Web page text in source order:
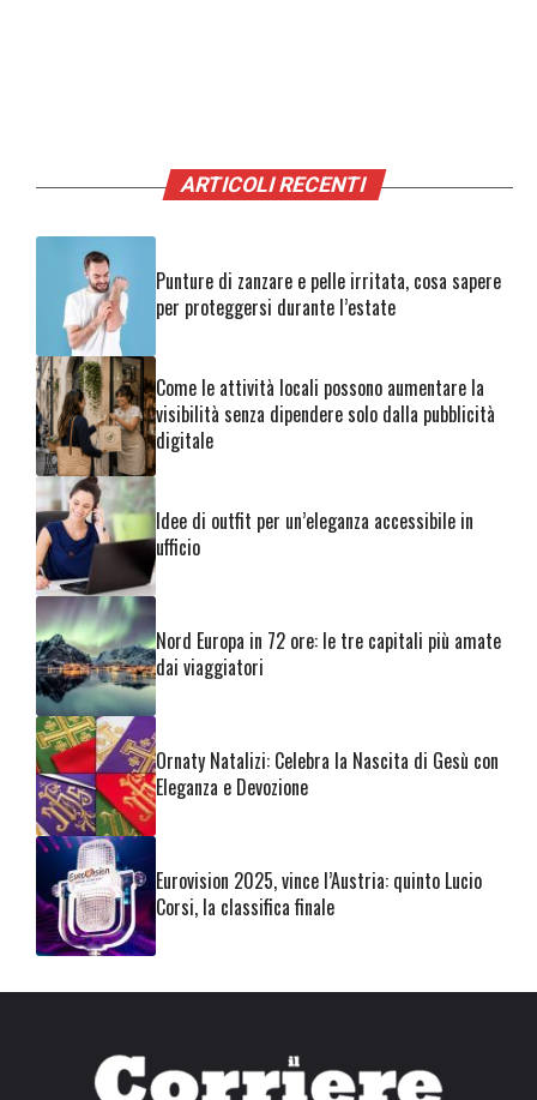
ARTICOLI RECENTI
Punture di zanzare e pelle irritata, cosa sapere
per proteggersi durante l’estate
Come le attività locali possono aumentare la
visibilità senza dipendere solo dalla pubblicità
digitale
Idee di outfit per un’eleganza accessibile in
ufficio
Nord Europa in 72 ore: le tre capitali più amate
dai viaggiatori
Ornaty Natalizi: Celebra la Nascita di Gesù con
Eleganza e Devozione
Eurovision 2025, vince l’Austria: quinto Lucio
Corsi, la classifica finale